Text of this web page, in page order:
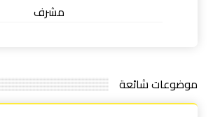
مشرف
موضوعات شائعة